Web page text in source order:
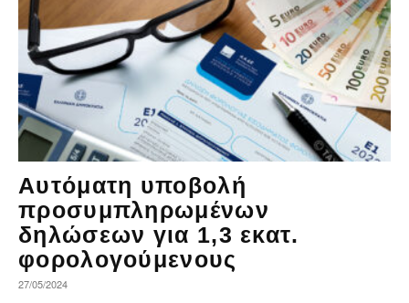
Αυτόματη υποβολή
προσυμπληρωμένων
δηλώσεων για 1,3 εκατ.
φορολογούμενους
27/05/2024